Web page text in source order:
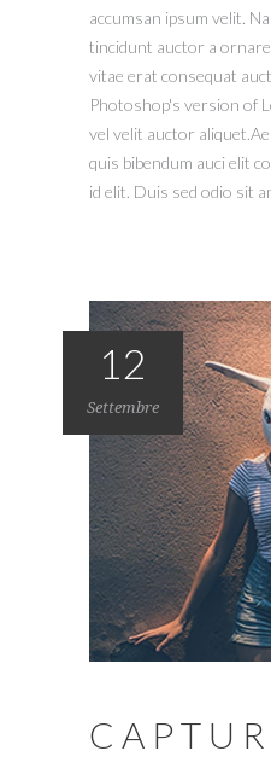
accumsan ipsum velit.
tincidunt auctor a
vitae erat consequat
Photoshop's version of
vel velit auctor
quis bibendum auci elit
id elit. Duis sed odio sit
12
Settembre